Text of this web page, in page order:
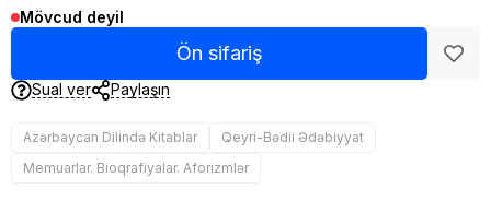
Mövcud deyil
Ön sifariş
Sual ver Paylaşın
Azərbaycan Dilində Kitablar
Qeyri-Bədii Ədəbiyyat
Memuarlar. Bioqrafiyalar. Aforizmlər